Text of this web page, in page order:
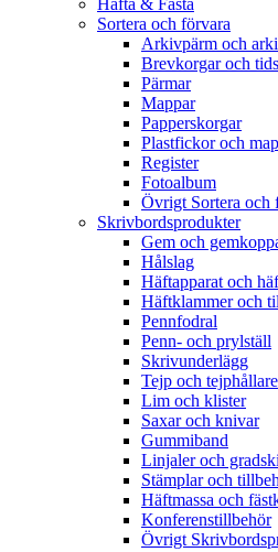
Häfta & Fästa
Sortera och förvara
Arkivpärm och
Brevkorgar och
Pärmar
Mappar
Papperskorgar
Plastfickor och
Register
Fotoalbum
Övrigt Sortera och
Skrivbordsprodukter
Gem och
Hålslag
Häftapparat och
Häftklammer och
Pennfodral
Penn- och prylställ
Skrivunderlägg
Tejp och tejphållare
Lim och klister
Saxar och knivar
Gummiband
Linjaler och
Stämplar och
Häftmassa och
Konferenstillbehör
Övrigt